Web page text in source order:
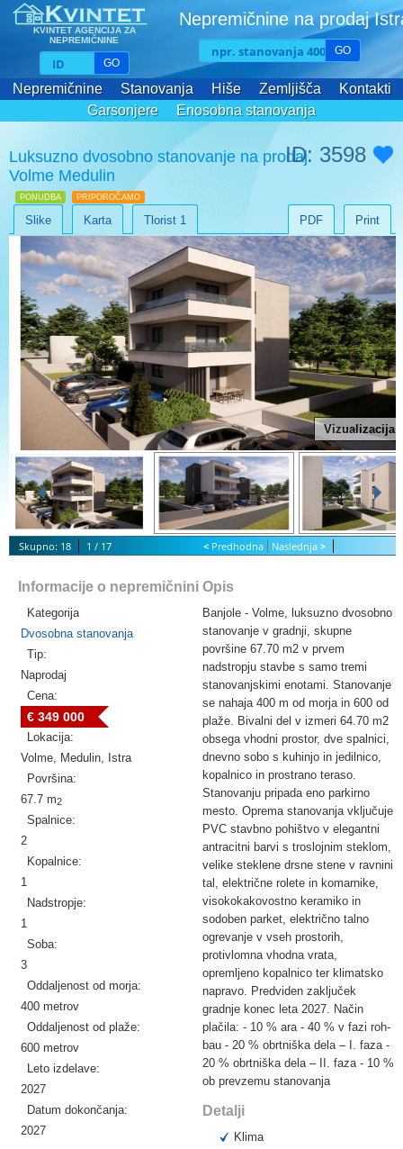
KVINTET AGENCIJA ZA
NEPREMIČNINE
Nepremičnine na prodaj
GO
GO
Nepremičnine Stanovanja Hiše Zemljišča
Kontakti
Garsonjere
Enosobna stanovanja
Dvosobna stanovanja
Trosobna stanovanja
Luksuzno dvosobno stanovanje na prodaj
Volme Medulin
PONUDBA PRIPOROČAMO
ID: 3598
Slike Karta Tlorist 1 Print
PDF
Vizualizacija
Skupno: 18 1 / 17 < Predhodna Naslednja >
Start Slideshow
Informacije o nepremičnini
Kategorija
Dvosobna stanovanja
Tip:
Naprodaj
Cena:
€ 349 000
Lokacija:
Volme, Medulin, Istra
Površina:
67.7 m2
Spalnice:
2
Kopalnice:
1
Nadstropje:
1
Soba:
3
Oddaljenost od morja:
400 metrov
Oddaljenost od plaže:
600 metrov
Leto izdelave:
2027
Datum dokončanja:
2027
Opis
Banjole - Volme, luksuzno dvosobno
stanovanje v gradnji, skupne
površine 67.70 m2 v prvem
nadstropju stavbe s samo tremi
stanovanjskimi enotami. Stanovanje
se nahaja 400 m od morja in 600 od
plaže. Bivalni del v izmeri 64.70 m2
obsega vhodni prostor, dve spalnici,
dnevno sobo s kuhinjo in jedilnico,
kopalnico in prostrano teraso.
Stanovanju pripada eno parkirno
mesto. Oprema stanovanja vključuje
PVC stavbno pohištvo v elegantni
antracitni barvi s troslojnim steklom,
velike steklene drsne stene v ravnini
tal, električne rolete in komarnike,
visokokakovostno keramiko in
sodoben parket, električno talno
ogrevanje v vseh prostorih,
protivlomna vhodna vrata,
opremljeno kopalnico ter klimatsko
napravo. Predviden zaključek
gradnje konec leta 2027. Način
plačila: - 10 % ara - 40 % v fazi roh-
bau - 20 % obrtniška dela – I. faza -
20 % obrtniška dela – II. faza - 10 %
ob prevzemu stanovanja
Detalji
Klima